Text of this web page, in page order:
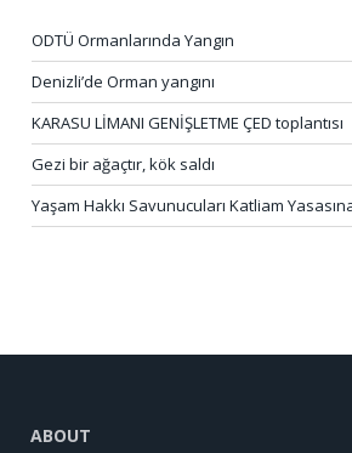
ODTÜ Ormanlarında Yangın
Denizli’de Orman yangını
KARASU LİMANI GENİŞLETME ÇED toplantısı
Gezi bir ağaçtır, kök saldı
Yaşam Hakkı Savunucuları Katliam
ABOUT